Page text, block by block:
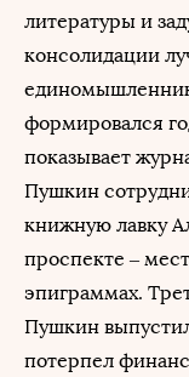
литературы и
консолидации
формировался
показывает
Пушкин
книжную лавку
проспекте –
эпиграммах.
Пушкин
потерпел